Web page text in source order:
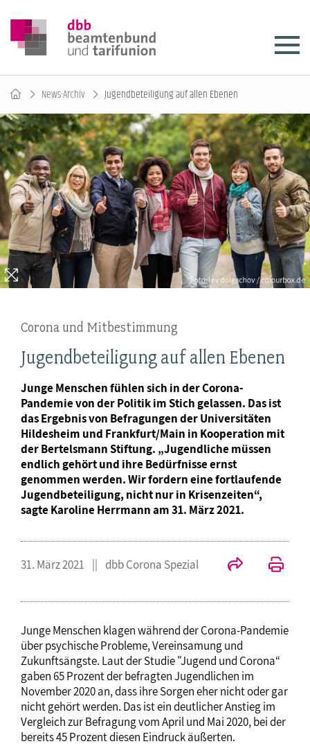
News-Archiv Jugendbeteiligung auf allen Ebenen
Corona und Mitbestimmung
Jugendbeteiligung auf allen Ebenen
Junge Menschen fühlen sich in der Corona-
Pandemie von der Politik im Stich gelassen. Das ist
das Ergebnis von Befragungen der Universitäten
Hildesheim und Frankfurt/Main in Kooperation mit
der Bertelsmann Stiftung. „Jugendliche müssen
endlich gehört und ihre Bedürfnisse ernst
genommen werden. Wir fordern eine fortlaufende
Jugendbeteiligung, nicht nur in Krisenzeiten“,
sagte Karoline Herrmann am 31. März 2021.
31. März 2021 dbb Corona Spezial
Junge Menschen klagen während der Corona-Pandemie
über psychische Probleme, Vereinsamung und
Zukunftsängste. Laut der Studie "Jugend und Corona“
gaben 65 Prozent der befragten Jugendlichen im
November 2020 an, dass ihre Sorgen eher nicht oder gar
nicht gehört werden. Das ist ein deutlicher Anstieg im
Vergleich zur Befragung vom April und Mai 2020, bei der
bereits 45 Prozent diesen Eindruck äußerten.